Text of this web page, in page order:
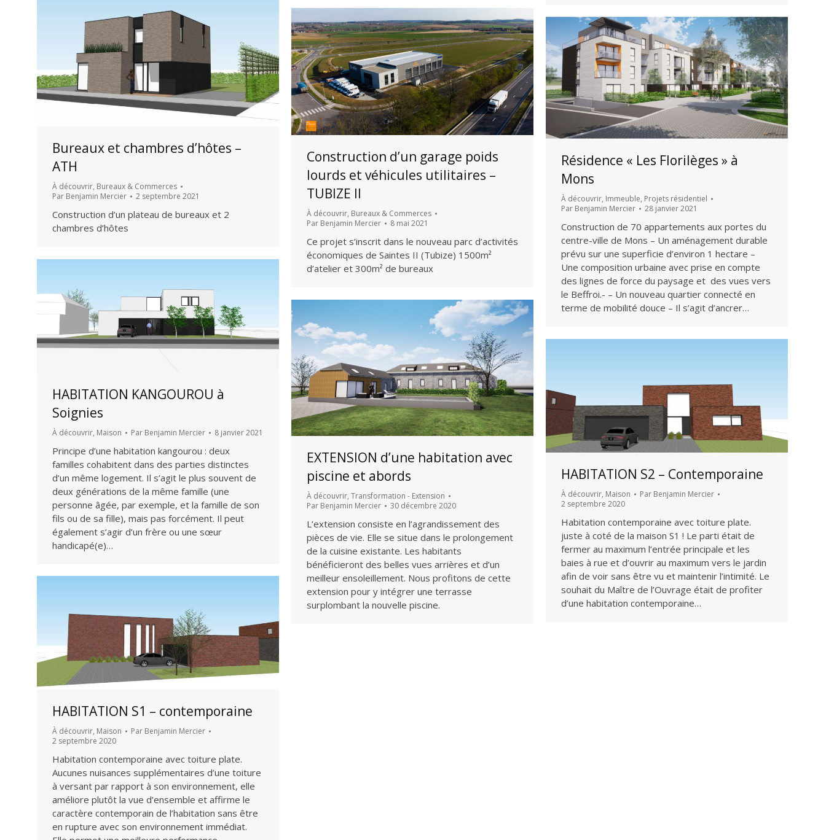
Bureaux et chambres d’hôtes –
ATH
À découvrir, Bureaux & Commerces
Par Benjamin Mercier 2 septembre 2021
Construction d’un plateau de bureaux et 2
chambres d’hôtes
Construction d’un garage poids
lourds et véhicules utilitaires –
TUBIZE II
À découvrir, Bureaux & Commerces
Par Benjamin Mercier 8 mai 2021
Ce projet s’inscrit dans le nouveau parc d’activités
économiques de Saintes II (Tubize) 1500m²
d’atelier et 300m² de bureaux
Résidence « Les Florilèges » à
Mons
À découvrir, Immeuble, Projets résidentiel
Par Benjamin Mercier 28 janvier 2021
Construction de 70 appartements aux portes du
centre-ville de Mons – Un aménagement durable
prévu sur une superficie d’environ 1 hectare –
Une composition urbaine avec prise en compte
des lignes de force du paysage et des vues vers
le Beffroi.- – Un nouveau quartier connecté en
terme de mobilité douce – Il s’agit d’ancrer…
HABITATION KANGOUROU à
Soignies
À découvrir, Maison Par Benjamin Mercier 8 janvier 2021
Principe d’une habitation kangourou : deux
familles cohabitent dans des parties distinctes
d’un même logement. Il s’agit le plus souvent de
deux générations de la même famille (une
personne âgée, par exemple, et la famille de son
fils ou de sa fille), mais pas forcément. Il peut
également s’agir d’un frère ou une sœur
handicapé(e)…
EXTENSION d’une habitation avec
piscine et abords
À découvrir, Transformation - Extension
Par Benjamin Mercier 30 décembre 2020
L’extension consiste en l’agrandissement des
pièces de vie. Elle se situe dans le prolongement
de la cuisine existante. Les habitants
bénéficieront des belles vues arrières et d’un
meilleur ensoleillement. Nous profitons de cette
extension pour y intégrer une terrasse
surplombant la nouvelle piscine.
HABITATION S2 – Contemporaine
À découvrir, Maison Par Benjamin Mercier
2 septembre 2020
Habitation contemporaine avec toiture plate.
juste à coté de la maison S1 ! Le parti était de
fermer au maximum l’entrée principale et les
baies à rue et d’ouvrir au maximum vers le jardin
afin de voir sans être vu et maintenir l’intimité. Le
souhait du Maître de l’Ouvrage était de profiter
d’une habitation contemporaine…
HABITATION S1 – contemporaine
À découvrir, Maison Par Benjamin Mercier
2 septembre 2020
Habitation contemporaine avec toiture plate.
Aucunes nuisances supplémentaires d’une toiture
à versant par rapport à son environnement, elle
améliore plutôt la vue d’ensemble et affirme le
caractère contemporain de l’habitation sans être
en rupture avec son environnement immédiat.